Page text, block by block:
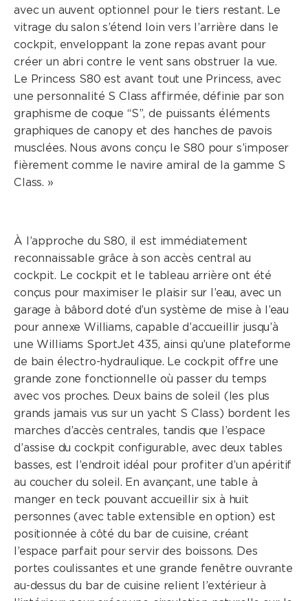
avec un auvent optionnel pour le tiers restant. Le
vitrage du salon s’étend loin vers l’arrière dans le
cockpit, enveloppant la zone repas avant pour
créer un abri contre le vent sans obstruer la vue.
Le Princess S80 est avant tout une Princess, avec
une personnalité S Class affirmée, définie par son
graphisme de coque “S”, de puissants éléments
graphiques de canopy et des hanches de pavois
musclées. Nous avons conçu le S80 pour s’imposer
fièrement comme le navire amiral de la gamme S
Class. »
À l’approche du S80, il est immédiatement
reconnaissable grâce à son accès central au
cockpit. Le cockpit et le tableau arrière ont été
conçus pour maximiser le plaisir sur l’eau, avec un
garage à bâbord doté d’un système de mise à l’eau
pour annexe Williams, capable d’accueillir jusqu’à
une Williams SportJet 435, ainsi qu’une plateforme
de bain électro-hydraulique. Le cockpit offre une
grande zone fonctionnelle où passer du temps
avec vos proches. Deux bains de soleil (les plus
grands jamais vus sur un yacht S Class) bordent les
marches d’accès centrales, tandis que l’espace
d’assise du cockpit configurable, avec deux tables
basses, est l’endroit idéal pour profiter d’un apéritif
au coucher du soleil. En avançant, une table à
manger en teck pouvant accueillir six à huit
personnes (avec table extensible en option) est
positionnée à côté du bar de cuisine, créant
l’espace parfait pour servir des boissons. Des
portes coulissantes et une grande fenêtre ouvrante
au-dessus du bar de cuisine relient l’extérieur à